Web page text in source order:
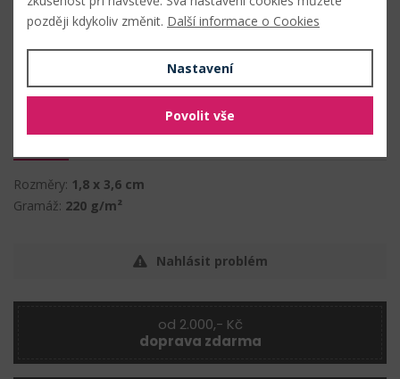
Složení
papír
Vlastnosti
Rozměry: 1,8 x 3,6 cm
Gramáž: 220 g/m²
Nahlásit problém
od 2.000,- Kč
doprava zdarma
později kdykoliv změnit. Další informace o Cookies
Nastavení
Povolit vše